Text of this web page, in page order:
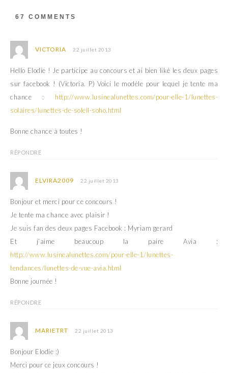
a
n
n
e
n
v
l
e
e
t
)
d
a
n
e
u
e
f
ê
67 COMMENTS
VICTORIA 22 juillet 2013
Hello Elodie ! Je participe au concours et ai bien liké les deux pages
sur facebook ! (Victoria. P) Voici le modèle pour lequel je tente ma
chance : http://www.lusinealunettes.com/pour-elle-1/lunettes-
solaires/lunettes-de-soleil-soho.html
Bonne chance à toutes !
RÉPONDRE
ELVIRA2009 22 juillet 2013
Bonjour et merci pour ce concours !
Je tente ma chance avec plaisir !
Je suis fan des deux pages Facebook : Myriam gerard
Et j’aime beaucoup la paire Avia :
http://www.lusinealunettes.com/pour-elle-1/lunettes-
tendances/lunettes-de-vue-avia.html
Bonne journée !
RÉPONDRE
MARIETRT 22 juillet 2013
Bonjour Elodie :)
Merci pour ce jeux concours !